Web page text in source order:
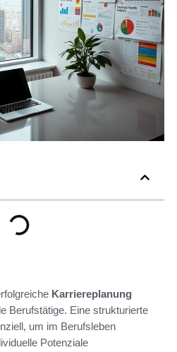
Karriereplanung
Berufstätige. Eine strukturierte
um im Berufsleben
Potenziale